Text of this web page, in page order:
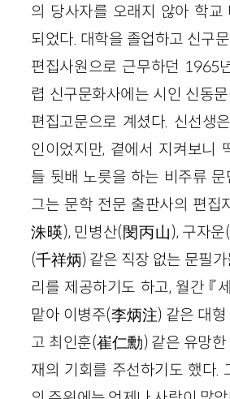
의 당사자를 오래지 않아 학교
되었다. 대학을 졸업하고 신구
편집사원으로 근무하던 1965
렵 신구문화사에는 시인 신동
편집고문으로 계셨다. 신선생
인이었지만, 곁에서 지켜보니
들 뒷배 노릇을 하는 비주류 문
그는 문학 전문 출판사의 편집
洙暎), 민병산(閔丙山), 구자
(千祥炳) 같은 직장 없는 문필
리를 제공하기도 하고, 월간 『
맡아 이병주(李炳注) 같은 대
고 최인훈(崔仁勳) 같은 유망한
재의 기회를 주선하기도 했다.